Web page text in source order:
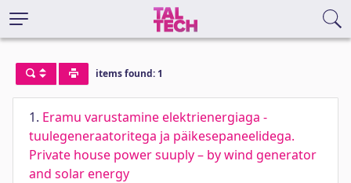
items found: 1
1. Eramu varustamine elektrienergiaga -
tuulegeneraatoritega ja päikesepaneelidega.
Private house power suuply – by wind generator
and solar energy